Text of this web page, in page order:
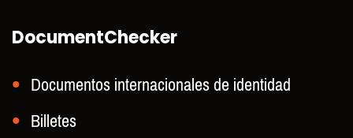
DocumentChecker
Documentos internacionales de identidad
Billetes